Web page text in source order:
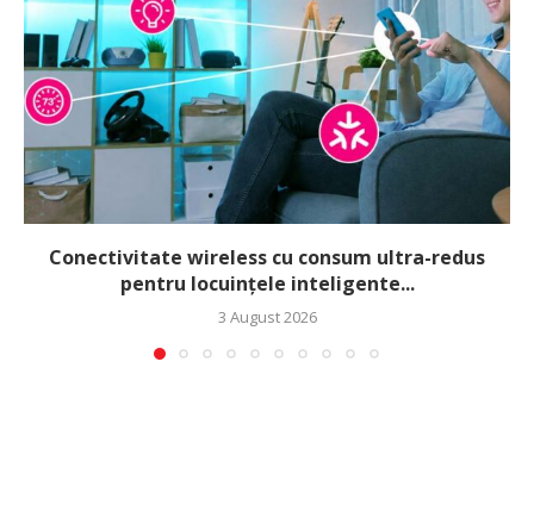
Conectivitate wireless cu consum ultra-redus
pentru locuințele inteligente...
3 August 2026